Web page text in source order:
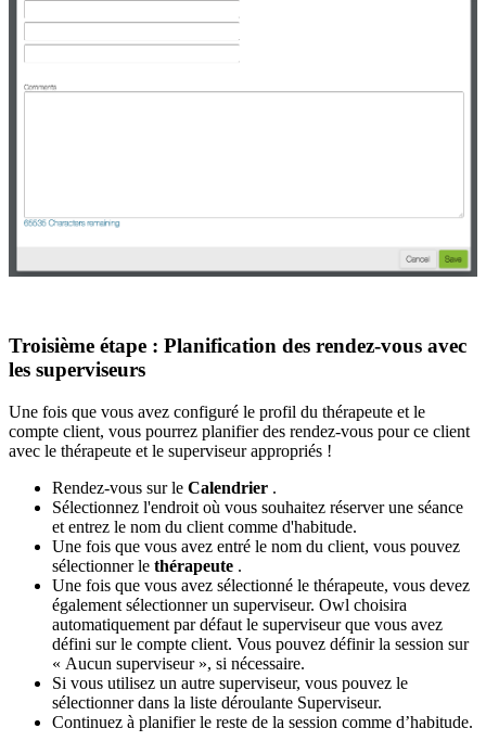
Troisième étape : Planification des rendez-vous avec
les superviseurs
Une fois que vous avez configuré le profil du thérapeute et le
compte client, vous pourrez planifier des rendez-vous pour ce client
avec le thérapeute et le superviseur appropriés !
Rendez-vous sur le Calendrier .
Sélectionnez l'endroit où vous souhaitez réserver une séance
et entrez le nom du client comme d'habitude.
Une fois que vous avez entré le nom du client, vous pouvez
sélectionner le thérapeute .
Une fois que vous avez sélectionné le thérapeute, vous devez
également sélectionner un superviseur. Owl choisira
automatiquement par défaut le superviseur que vous avez
défini sur le compte client. Vous pouvez définir la session sur
« Aucun superviseur », si nécessaire.
Si vous utilisez un autre superviseur, vous pouvez le
sélectionner dans la liste déroulante Superviseur.
Continuez à planifier le reste de la session comme d’habitude.